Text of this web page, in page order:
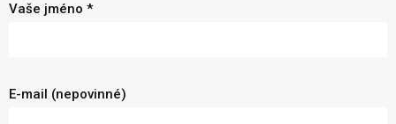
Vaše jméno *
E-mail (nepovinné)